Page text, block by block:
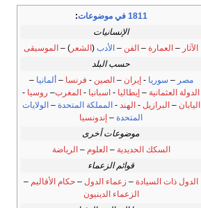
1811 في موضوعات
:
الإنسانيات
الآثار – العمارة – الفن – الأدب (الشعر ) – الموسيقى
حسب البلد
مصر – سوريا -إيران –الصين - فرنسا –ألمانيا –
الدولة العثمانية – إيطاليا - اسبانيا - المغرب– روسيا -
اليابان –البرازيل -الهند -المملكة المتحدة –الولايات
المتحدة – إندونسيا
موضوعات أخرى
السكك الحديدية –العلوم –الرياضة
قوائم الزعماء
الدول ذات السيادة – زعماء الدول – حكام الأقاليم –
الزعماء الدينيون